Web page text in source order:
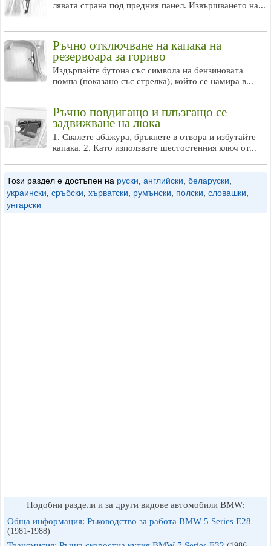
лявата страна под предния панел. Извършването на...
Ръчно отключване на капака на
резервоара за гориво
Издърпайте бутона със символа на бензиновата
помпа (показано със стрелка), който се намира в...
Ръчно повдигащо и плъзгащо се
задвижване на люка
1. Свалете абажура, бръкнете в отвора и избутайте
капака. 2. Като използвате шестостенния ключ от...
Този раздел е достъпен на руски английски беларуски
украински сръбски хърватски румънски полски словашки
унгарски
Подобни раздели и за други видове автомобили BMW:
Обща информация: Ръководство за работа BMW 5 Series E28
(1981-1988)